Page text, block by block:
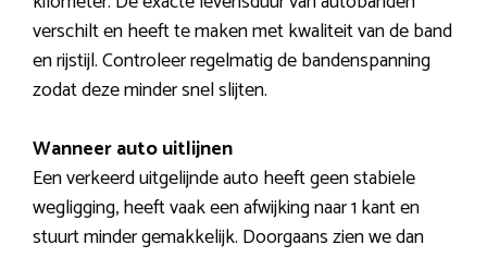
verschilt en heeft te maken met kwaliteit van de band
en rijstijl. Controleer regelmatig de bandenspanning
zodat deze minder snel slijten.
Wanneer auto uitlijnen
Een verkeerd uitgelijnde auto heeft geen stabiele
wegligging, heeft vaak een afwijking naar 1 kant en
stuurt minder gemakkelijk. Doorgaans zien we dan